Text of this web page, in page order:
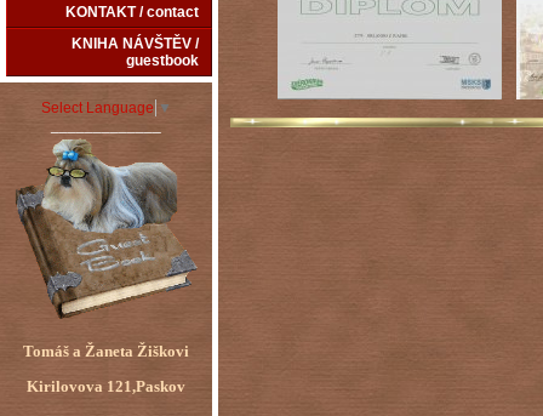
KONTAKT / contact
KNIHA NÁVŠTĚV /
guestbook
Select Language ▼
Tomáš a Žaneta Žiškovi
Kirilovova 121,Paskov